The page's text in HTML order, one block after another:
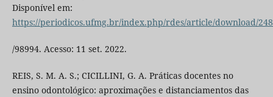
Disponível em:
https://periodicos.ufmg.br/index.php/rdes/article/download/
/98994. Acesso: 11 set. 2022.
REIS, S. M. A. S.; CICILLINI, G. A. Práticas docentes no
ensino odontológico: aproximações e distanciamentos das